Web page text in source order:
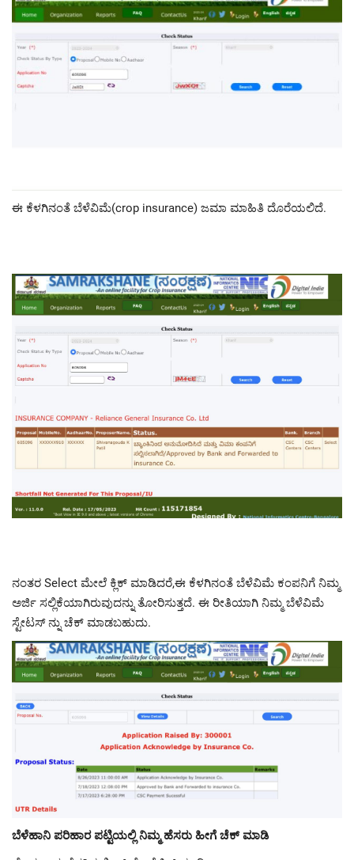
ಈ ಕೆಳಗಿನಂತೆ ಬೆಳೆವಿಮೆ(crop insurance) ಜಮಾ ಮಾಹಿತಿ ದೊರೆಯಲಿದೆ.
ನಂತರ Select ಮೇಲೆ ಕ್ಲಿಕ್ ಮಾಡಿದರೆ,ಈ ಕೆಳಗಿನಂತೆ ಬೆಳೆವಿಮೆ ಕಂಪನಿಗೆ ನಿಮ್ಮ
ಅರ್ಜಿ ಸಲ್ಲಿಕೆಯಾಗಿರುವುದನ್ನು ತೋರಿಸುತ್ತದೆ. ಈ ರೀತಿಯಾಗಿ ನಿಮ್ಮ ಬೆಳೆವಿಮೆ
ಸ್ಟೇಟಸ್ ನ್ನು ಚೆಕ್ ಮಾಡಬಹುದು.
ಬೆಳೆಹಾನಿ ಪರಿಹಾರ ಪಟ್ಟಿಯಲ್ಲಿ ನಿಮ್ಮ ಹೆಸರು ಹೀಗೆ ಚೆಕ್ ಮಾಡಿ